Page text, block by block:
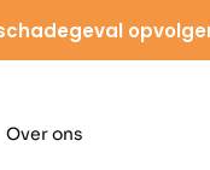
opvolgen
Over ons